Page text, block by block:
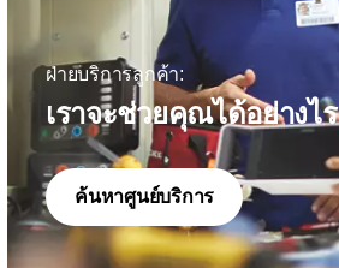
ฝ่ายบริการลูกค้า:
เราจะช่วยคุณได้อย่างไร
ค้นหาศูนย์บริการ